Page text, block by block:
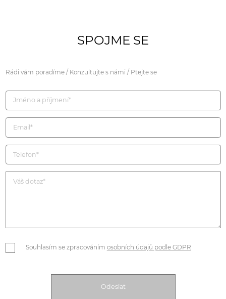
SPOJME SE
Rádi vám poradíme / Konzultujte s námi / Ptejte se
Souhlasím se zpracováním osobních údajů podle GDPR